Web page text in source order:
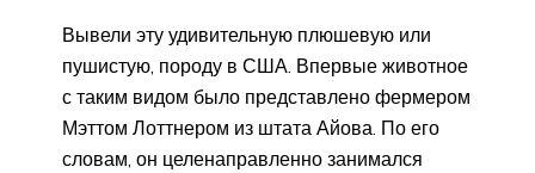
Вывели эту удивительную плюшевую или
пушистую, породу в США. Впервые животное
с таким видом было представлено фермером
Мэттом Лоттнером из штата Айова. По его
словам, он целенаправленно занимался